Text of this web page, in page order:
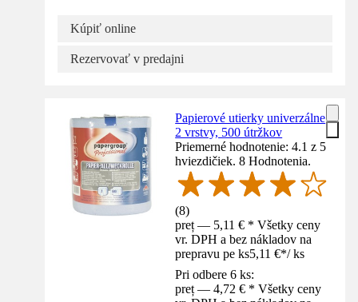
Kúpiť online
Rezervovať v predajni
Papierové utierky univerzálne
2 vrstvy, 500 útržkov
Priemerné hodnotenie: 4.1 z 5
hviezdičiek. 8 Hodnotenia.
(8)
preț — 5,11 € * Všetky ceny
vr. DPH a bez nákladov na
prepravu pe ks5,11 €*/ ks
Pri odbere 6 ks:
preț — 4,72 € * Všetky ceny